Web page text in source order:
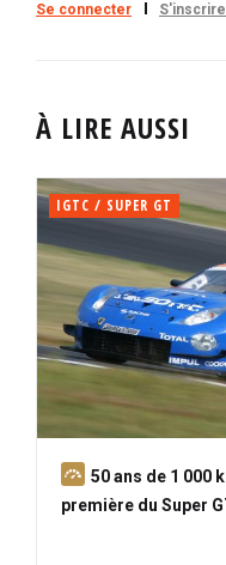
Se connecter S'inscrire
À LIRE AUSSI
IGTC / SUPER GT
A
b
50 ans de 1 000
première du Super